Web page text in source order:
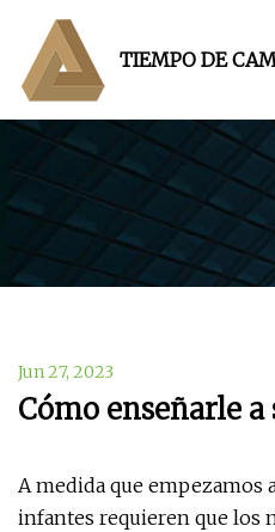
TIEMPO DE
Jun 27, 2023
Cómo enseñarle
A medida que empezamos
infantes requieren que los